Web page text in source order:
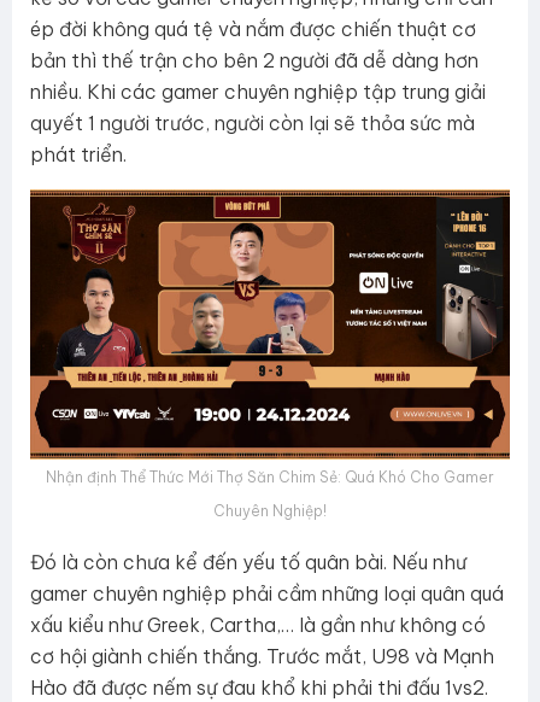
ép đời không quá tệ và nắm được chiến thuật cơ
bản thì thế trận cho bên 2 người đã dễ dàng hơn
nhiều. Khi các gamer chuyên nghiệp tập trung giải
quyết 1 người trước, người còn lại sẽ thỏa sức mà
phát triển.
Nhận định Thể Thức Mới Thợ Săn Chim Sẻ: Quá Khó Cho Gamer
Chuyên Nghiệp!
Đó là còn chưa kể đến yếu tố quân bài. Nếu như
gamer chuyên nghiệp phải cầm những loại quân quá
xấu kiểu như Greek, Cartha,… là gần như không có
cơ hội giành chiến thắng. Trước mắt, U98 và Mạnh
Hào đã được nếm sự đau khổ khi phải thi đấu 1vs2.